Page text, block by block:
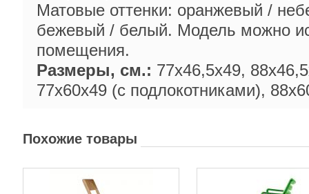
Матовые оттенки: оранжевый /
бежевый / белый. Модель можно
помещения.
Размеры, см.: 77х46,5х49,
77х60х49 (с подлокотниками),
Похожие товары